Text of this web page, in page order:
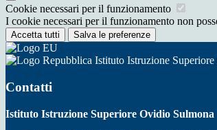
Cookie necessari per il funzionamento
I cookie necessari per il funzionamento non
Accetta tutti Salva le preferenze
Istituto Istruzione
Contatti
Istituto Istruzione Superiore Ovidio Sulmona